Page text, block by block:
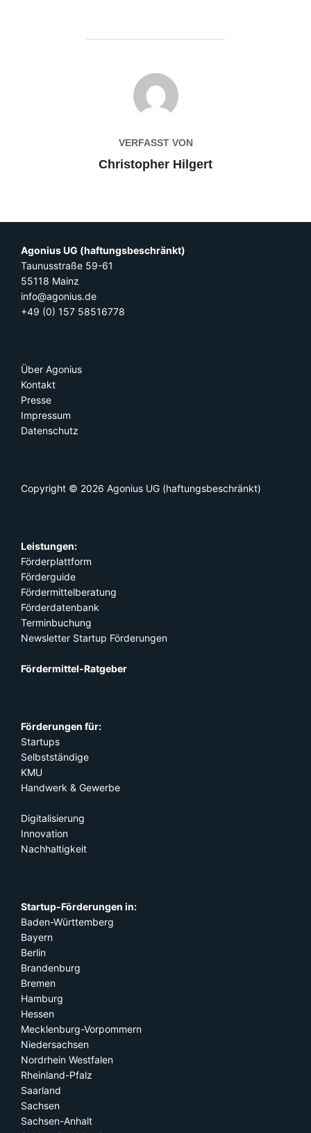
BEITRAGSAUTOR
VERFASST VON
Christopher Hilgert
Agonius UG (haftungsbeschränkt)
Taunusstraße 59-61
55118 Mainz
info@agonius.de
+49 (0) 157 58516778
Über Agonius
Kontakt
Presse
Impressum
Datenschutz
Copyright © 2026 Agonius UG (haftungsbeschränkt)
Leistungen:
Förderplattform
Förderguide
Fördermittelberatung
Förderdatenbank
Terminbuchung
Newsletter Startup Förderungen
Fördermittel-Ratgeber
Förderungen für:
Startups
Selbstständige
KMU
Handwerk & Gewerbe
Digitalisierung
Innovation
Nachhaltigkeit
Startup-Förderungen in:
Baden-Württemberg
Bayern
Berlin
Brandenburg
Bremen
Hamburg
Hessen
Mecklenburg-Vorpommern
Niedersachsen
Nordrhein Westfalen
Rheinland-Pfalz
Saarland
Sachsen
Sachsen-Anhalt